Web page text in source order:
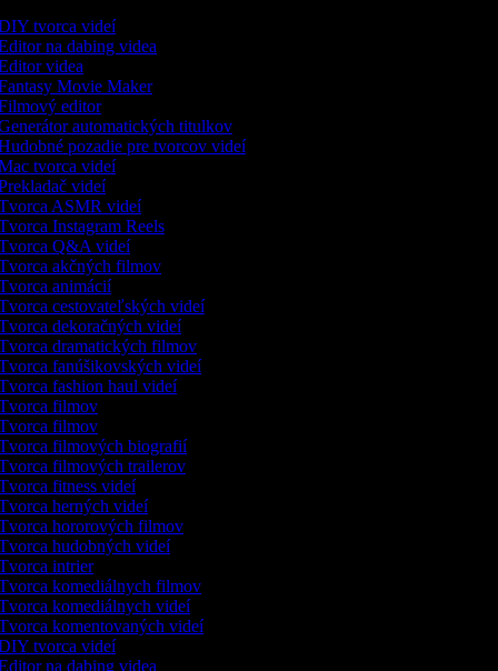
tvorca videí
na dabing videa
videa
Movie Maker
editor
automatických titulkov
pozadie pre tvorcov videí
tvorca videí
videí
ASMR videí
Instagram Reels
Q&A videí
akčných filmov
animácií
cestovateľských videí
dekoračných videí
dramatických filmov
fanúšikovských videí
fashion haul videí
filmov
filmov
filmových biografií
filmových trailerov
fitness videí
herných videí
hororových filmov
hudobných videí
intrier
komediálnych filmov
komediálnych videí
komentovaných videí
tvorca videí
na dabing videa